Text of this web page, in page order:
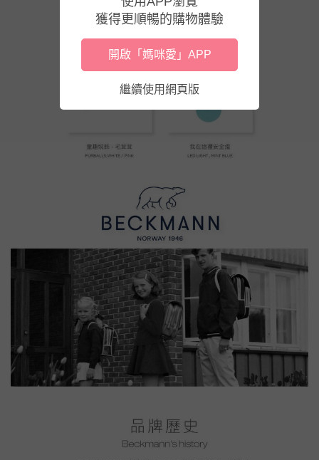
獲得更順暢的購物體驗
開啟「媽咪愛」APP
繼續使用網頁版